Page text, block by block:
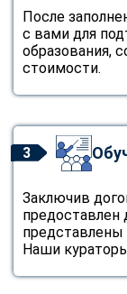
После
с вами для
образования,
стоимости.
3
Заключив
предоставлен
Наши